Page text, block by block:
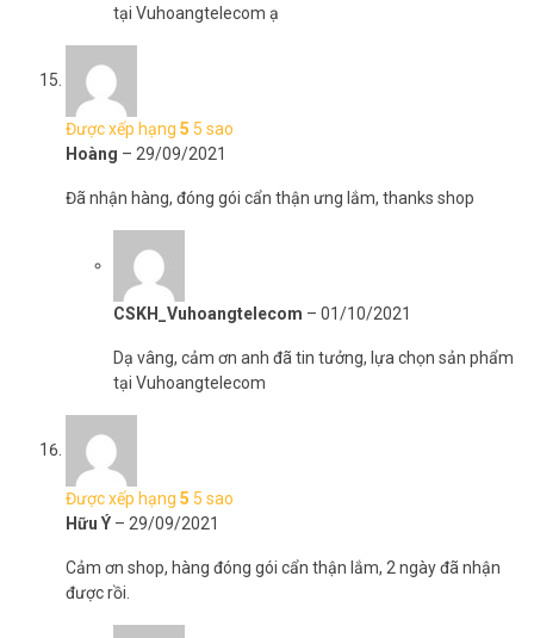
tại Vuhoangtelecom ạ
Được xếp hạng 5 5 sao
Hoàng – 29/09/2021
Đã nhận hàng, đóng gói cẩn thận ưng lắm, thanks shop
CSKH_Vuhoangtelecom – 01/10/2021
Dạ vâng, cảm ơn anh đã tin tưởng, lựa chọn sản phẩm
tại Vuhoangtelecom
Được xếp hạng 5 5 sao
Hữu Ý – 29/09/2021
Cảm ơn shop, hàng đóng gói cẩn thận lắm, 2 ngày đã nhận
được rồi.